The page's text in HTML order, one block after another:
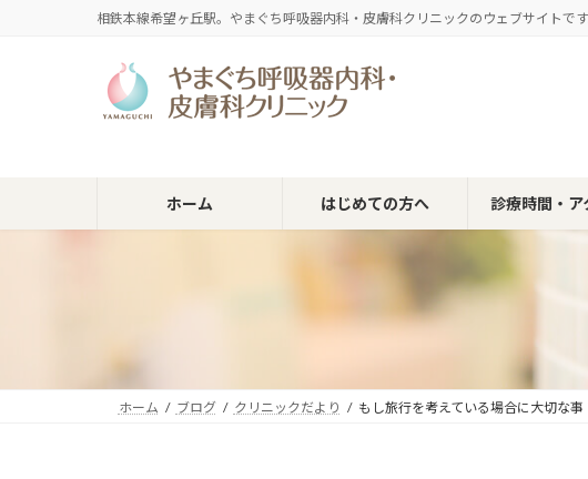
ッ
移
相鉄本線希望ヶ丘駅。やまぐち呼吸器内科・皮膚科クリニックのウェブサイトです
ホーム はじめての方へ 診療時間・ア
ホーム ブログ クリニックだより もし旅行を考えている場合に大切な